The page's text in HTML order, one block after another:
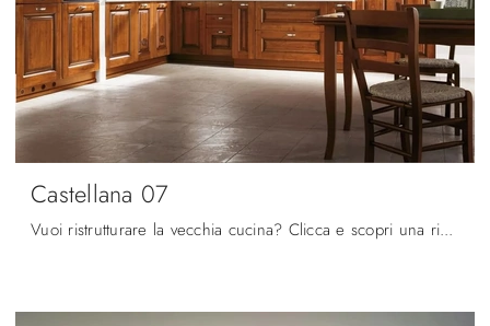
Castellana 07
Vuoi ristrutturare la vecchia cucina? Clicca e scopri una ricca gamma di soluzioni tradizionali ad angolo: Castellana 07 ti attende!